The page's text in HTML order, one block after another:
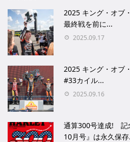
2025 キング・オブ
最終戦を前に...
2025.09.17
2025 キング・オブ
#33カイル...
2025.09.16
通算300号達成! 記
10月号』は永久保